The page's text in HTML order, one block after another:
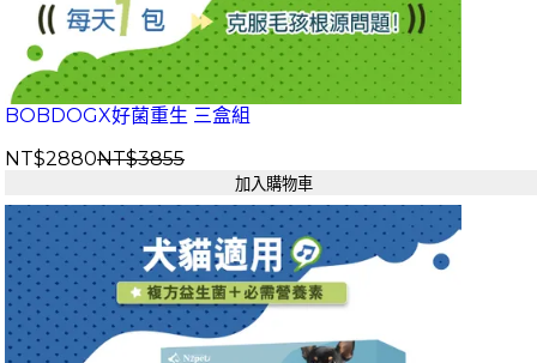
BOBDOGX好菌重生 三盒組
NT$2880NT$3855
加入購物車